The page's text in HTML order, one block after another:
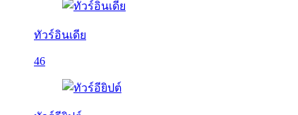
ทัวร์อินเดีย
46